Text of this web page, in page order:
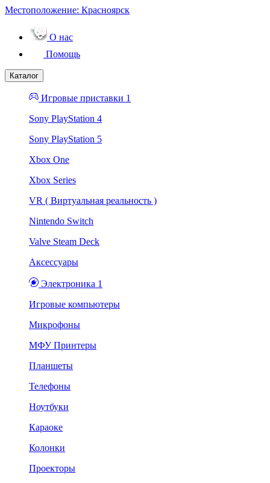
Местоположение: Красноярск
О нас
Помощь
Каталог
Игровые приставки 1
Sony PlayStation 4
Sony PlayStation 5
Xbox One
Xbox Series
VR ( Виртуальная реальность )
Nintendo Switch
Valve Steam Deck
Аксессуары
Электроника 1
Игровые компьютеры
Микрофоны
МФУ Принтеры
Планшеты
Телефоны
Ноутбуки
Караоке
Колонки
Проекторы